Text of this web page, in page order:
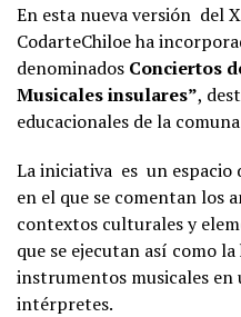
En esta nueva versión del
CodarteChiloe ha
denominados Conciertos
Musicales insulares”,
educacionales de la
La iniciativa es un espacio
en el que se comentan los
contextos culturales y
que se ejecutan así como
instrumentos musicales
intérpretes.